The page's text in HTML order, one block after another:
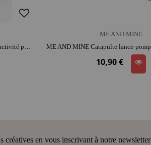
ME AND MINE
10,90 €
créatives en vous inscrivant à notre newsletter